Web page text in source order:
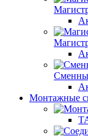
Монтажные